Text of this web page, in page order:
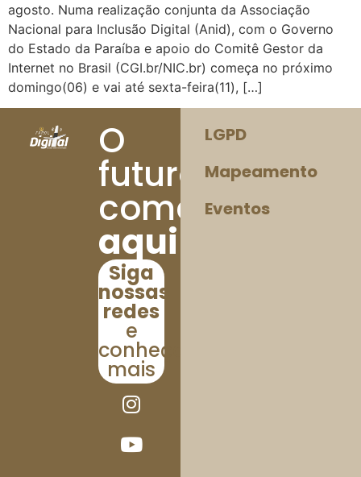
agosto. Numa realização conjunta da Associação
Nacional para Inclusão Digital (Anid), com o Governo
do Estado da Paraíba e apoio do Comitê Gestor da
Internet no Brasil (CGI.br/NIC.br) começa no próximo
domingo(06) e vai até sexta-feira(11), […]
O
futuro
começa
aqui!
Siga
nossas
redes
e
conheça
mais
LGPD
Mapeamento
Eventos